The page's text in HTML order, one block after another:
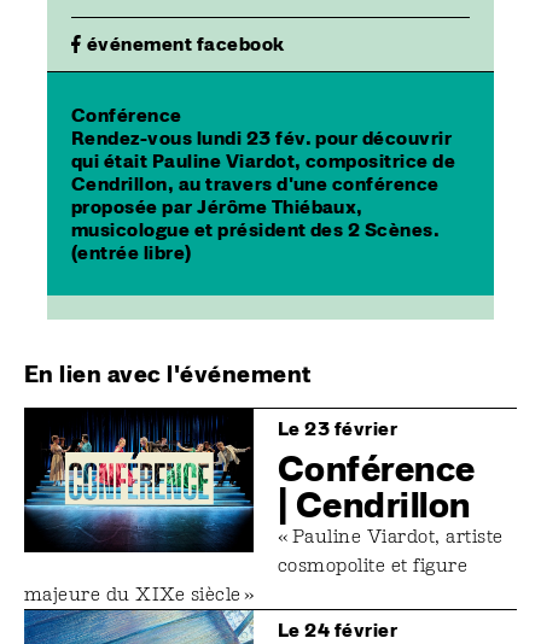
événement facebook
Conférence
Rendez-vous lundi 23 fév. pour découvrir
qui était Pauline Viardot, compositrice de
Cendrillon, au travers d'une conférence
proposée par Jérôme Thiébaux,
musicologue et président des 2 Scènes.
(entrée libre)
En lien avec l'événement
Image Le 23 février
Conférence
| Cendrillon
« Pauline Viardot, artiste
cosmopolite et figure
majeure du XIXe siècle »
Image
Le 24 février